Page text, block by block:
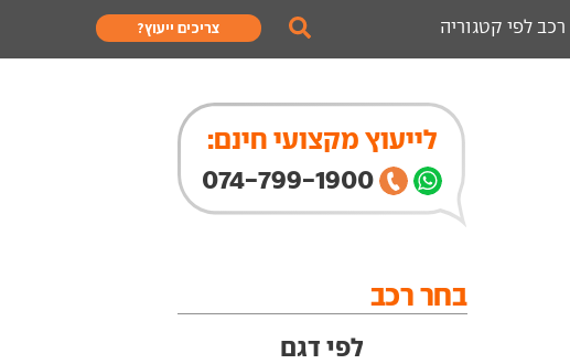
רכב לפי קטגוריה צריכים ייעוץ?
לייעוץ מקצועי חינם:
074-799-1900
בחר רכב
לפי דגם